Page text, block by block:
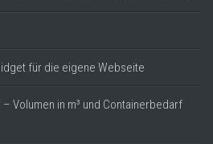
für die eigene Webseite
Volumen in m³ und Containerbedarf